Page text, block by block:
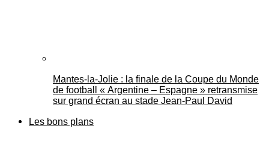
Mantes-la-Jolie : la finale de la Coupe du Monde
de football « Argentine – Espagne » retransmise
sur grand écran au stade Jean-Paul David
Les bons plans